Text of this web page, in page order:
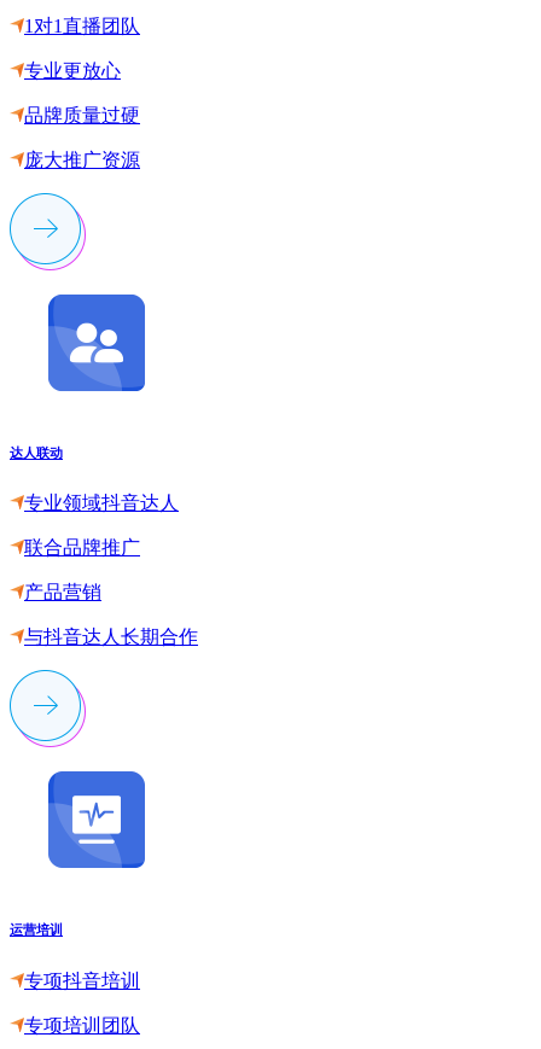
1对1直播团队
专业更放心
品牌质量过硬
庞大推广资源
达人联动
专业领域抖音达人
联合品牌推广
产品营销
与抖音达人长期合作
运营培训
专项抖音培训
专项培训团队